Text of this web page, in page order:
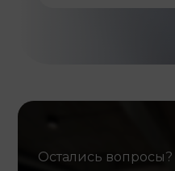
Остались вопросы?